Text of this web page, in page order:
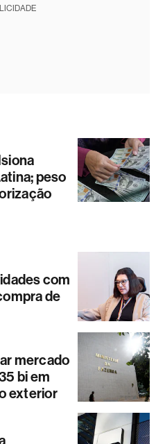
peso
com
de
mercado
bi em
exterior